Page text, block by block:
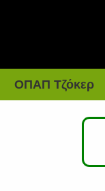
ΟΠΑΠ Τζόκερ